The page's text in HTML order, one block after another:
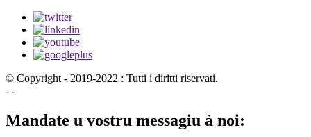
© Copyright - 2019-2022 : Tutti i diritti riservati.
- -
Mandate u vostru messagiu à noi: